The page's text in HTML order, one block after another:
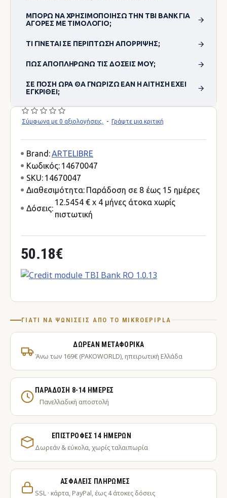
ΜΠΟΡΏ ΝΑ ΧΡΗΣΙΜΟΠΟΊΗΣΩ ΤΗΝ TBI BANK ΓΙΑ
ΑΓΟΡΈΣ ΜΕ ΤΙΜΟΛΌΓΙΟ;
ΤΙ ΓΊΝΕΤΑΙ ΣΕ ΠΕΡΊΠΤΩΣΗ ΑΠΌΡΡΙΨΗΣ;
ΠΏΣ ΑΠΟΠΛΗΡΏΝΩ ΤΙΣ ΔΌΣΕΙΣ ΜΟΥ;
ΣΕ ΠΌΣΗ ΏΡΑ ΘΑ ΓΝΩΡΊΖΩ ΕΆΝ Η ΑΊΤΗΣΗ ΈΧΕΙ
ΕΓΚΡΙΘΕΊ;
Σύμφωνα με 0 αξιολογήσεις. - Γράψτε μια κριτική
50.18€
Brand:ARTELIBRE
Κωδικός: 14670047
SKU: 14670047
Διαθεσιμότητα: Παράδοση σε 8 έως 15 ημέρες
Δόσεις:
12.5454 € x 4 μήνες άτοκα χωρίς
πιστωτική
ΓΙΑΤΊ ΝΑ ΨΩΝΊΣΕΙΣ ΑΠΌ ΤΟ MIKROEPIPLA
ΔΩΡΕΆΝ ΜΕΤΑΦΟΡΙΚΆ
Άνω των 169€ (PAKOWORLD), ηπειρωτική Ελλάδα
ΠΑΡΆΔΟΣΗ 8-14 ΗΜΈΡΕΣ
Πανελλαδική αποστολή
ΕΠΙΣΤΡΟΦΈΣ 14 ΗΜΕΡΏΝ
Δωρεάν & εύκολα, χωρίς ταλαιπωρία
ΑΣΦΑΛΕΊΣ ΠΛΗΡΩΜΈΣ
SSL · κάρτα, PayPal, έως 4 άτοκες δόσεις